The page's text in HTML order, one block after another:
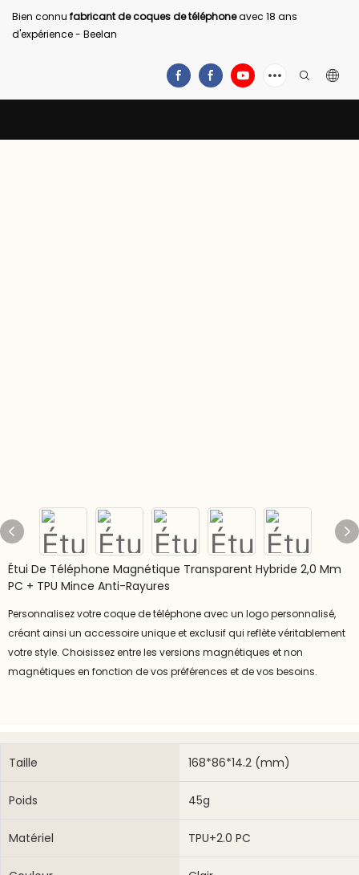
Bien connu fabricant de coques de téléphoneavec 18 ans
d'expérience - Beelan
Étui De Téléphone Magnétique Transparent Hybride 2,0 Mm
PC + TPU Mince Anti-Rayures
Personnalisez votre coque de téléphone avec un logo personnalisé,
créant ainsi un accessoire unique et exclusif qui reflète véritablement
votre style. Choisissez entre les versions magnétiques et non
magnétiques en fonction de vos préférences et de vos besoins.
Taille 168*86*14.2 (mm)
Poids 45g
Matériel TPU+2.0 PC